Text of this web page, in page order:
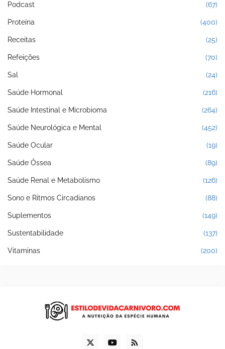
Podcast (67)
Proteína (400)
Receitas (25)
Refeições (70)
Sal (24)
Saúde Hormonal (216)
Saúde Intestinal e Microbioma (264)
Saúde Neurológica e Mental (452)
Saúde Ocular (19)
Saúde Óssea (89)
Saúde Renal e Metabolismo (126)
Sono e Ritmos Circadianos (88)
Suplementos (149)
Sustentabilidade (137)
Vitaminas (200)